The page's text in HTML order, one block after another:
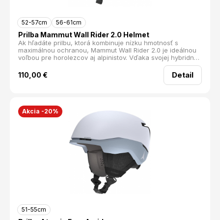
52-57cm 56-61cm
Prilba Mammut Wall Rider 2.0 Helmet
Ak hľadáte prilbu, ktorá kombinuje nízku hmotnosť s
maximálnou ochranou, Mammut Wall Rider 2.0 je ideálnou
voľbou pre horolezcov aj alpinistov. Vďaka svojej hybridnej
konštrukcii poskytuje spoľahlivú ochranu pri pádoch aj
proti padajúcim kameňom, pričom si zachováva
mimoriadne nízku hmotnosť.
110,00 € Detail
Akcia -20%
51-55cm